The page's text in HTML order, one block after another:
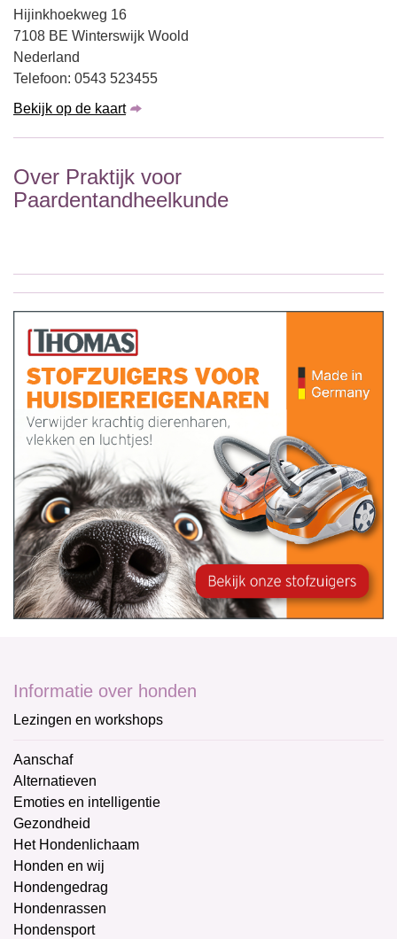
Hijinkhoekweg 16
7108 BE Winterswijk Woold
Nederland
Telefoon: 0543 523455
Bekijk op de kaart
Over Praktijk voor
Paardentandheelkunde
Informatie over honden
Lezingen en workshops
Aanschaf
Alternatieven
Emoties en intelligentie
Gezondheid
Het Hondenlichaam
Honden en wij
Hondengedrag
Hondenrassen
Hondensport